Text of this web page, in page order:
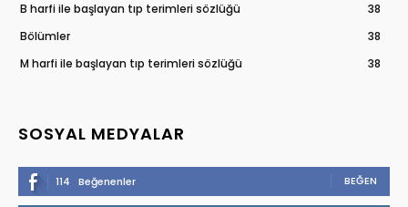
B harfi ile başlayan tıp terimleri sözlüğü
38
Bölümler
38
M harfi ile başlayan tıp terimleri sözlüğü
38
SOSYAL MEDYALAR
114 Beğenenler BEĞEN